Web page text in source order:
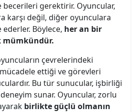
gerektirir. Oyuncular,
karşı değil, diğer oyunculara
ederler. Böylece, her an bir
mümkündür.
çevrelerindeki
ettiği ve görevleri
Bu tür sunucular, işbirliği
sunar. Oyuncular, zorlu
birlikte güçlü olmanın